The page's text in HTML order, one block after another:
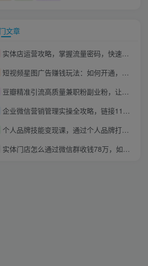
文章
实体店运营攻略，掌握流量密码，快速引流拓客
短视频星图广告赚钱玩法：如何开通，如何上热门，如何快速爆单赚米！
豆瓣精准引流高质量兼职粉副业粉，让你微信快速满员的技巧
企业微信营销管理实操全攻略，链接11亿微信用户，轻松引流获客！
个人品牌技能变现课，通过个人品牌打造自动赚钱系统（视频课程）
实体门店怎么通过微信群收钱78万，如何建立自己门店微信群营销